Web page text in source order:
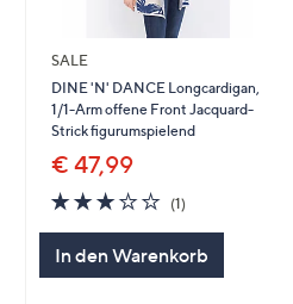
SALE
DINE 'N' DANCE Longcardigan,
1/1-Arm offene Front Jacquard-
Strick figurumspielend
€ 47,99
3.0
von
(1)1
In den Warenkorb